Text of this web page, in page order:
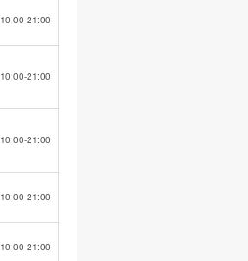
10:00-21:00
10:00-21:00
10:00-21:00
10:00-21:00
10:00-21:00